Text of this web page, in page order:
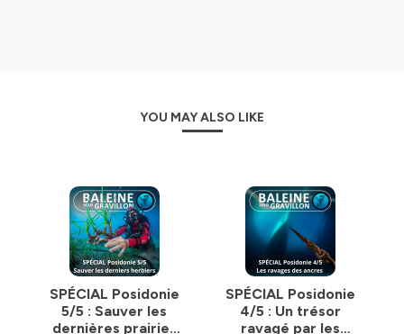
https://baleinesousgravillon.com/liens-2
Marc Mortelmans
06 52 49 13 71
contact@baleinesousgravillon.com
_______
Toutes les infos :
https://bit.ly/prez_ecosyst_BSG
YOU MAY ALSO LIKE
SPÉCIAL Posidonie
5/5 : Sauver les
dernières prairies
SPÉCIAL Posidonie
4/5 : Un trésor
ravagé par les